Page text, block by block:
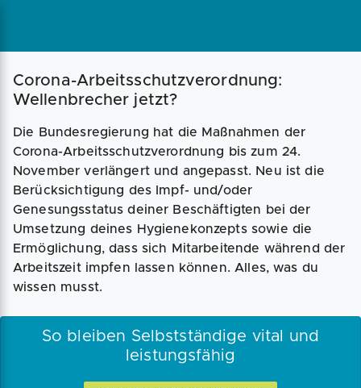
Corona-Arbeitsschutzverordnung:
Wellenbrecher jetzt?
Die Bundesregierung hat die Maßnahmen der
Corona-Arbeitsschutzverordnung bis zum 24.
November verlängert und angepasst. Neu ist die
Berücksichtigung des Impf- und/oder
Genesungsstatus deiner Beschäftigten bei der
Umsetzung deines Hygienekonzepts sowie die
Ermöglichung, dass sich Mitarbeitende während der
Arbeitszeit impfen lassen können. Alles, was du
wissen musst.
So bleiben Selbstständige vital und
leistungsfähig